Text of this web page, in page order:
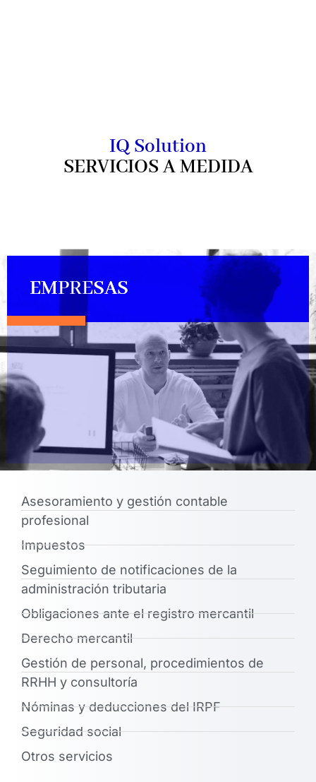
IQ Solution
SERVICIOS A MEDIDA
EMPRESAS
Asesoramiento y gestión contable
profesional
Impuestos
Seguimiento de notificaciones de la
administración tributaria
Obligaciones ante el registro mercantil
Derecho mercantil
Gestión de personal, procedimientos de
RRHH y consultoría
Nóminas y deducciones del IRPF
Seguridad social
Otros servicios